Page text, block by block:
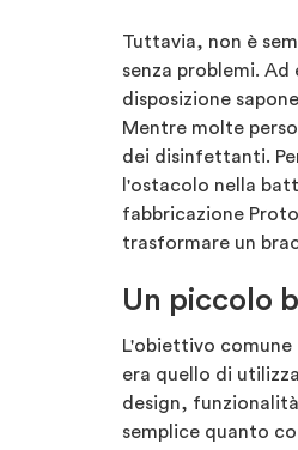
Tuttavia, non è
senza problemi. Ad
disposizione
Mentre molte
dei disinfettanti.
l'ostacolo nella
fabbricazione
trasformare un
Un piccolo
L'obiettivo
era quello di
design,
semplice quanto